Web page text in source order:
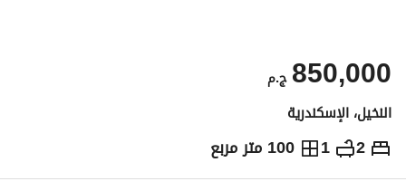
ج.م 850,000
النخيل، الإسكندرية
2
1 100 متر مربع ج.م850,000